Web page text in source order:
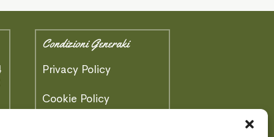
Condizioni Generaki
Privacy Policy
Cookie Policy